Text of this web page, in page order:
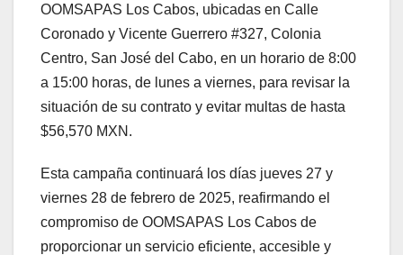
OOMSAPAS Los Cabos, ubicadas en Calle
Coronado y Vicente Guerrero #327, Colonia
Centro, San José del Cabo, en un horario de 8:00
a 15:00 horas, de lunes a viernes, para revisar la
situación de su contrato y evitar multas de hasta
$56,570 MXN.
Esta campaña continuará los días jueves 27 y
viernes 28 de febrero de 2025, reafirmando el
compromiso de OOMSAPAS Los Cabos de
proporcionar un servicio eficiente, accesible y